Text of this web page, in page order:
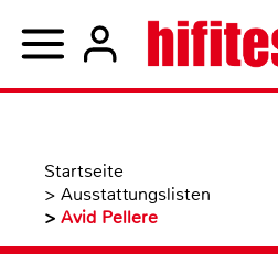
Startseite
> Ausstattungslisten
> Avid Pellere